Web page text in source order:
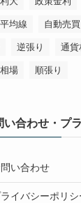
均線 自動売買
逆張り 通貨
場 順張り
い合わせ・プ
い合わせ
イバシーポリシ